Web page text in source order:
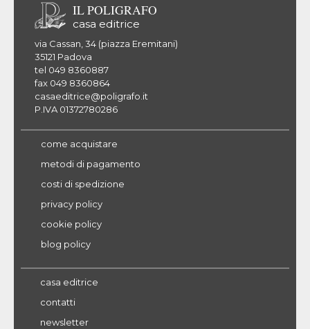
IL POLIGRAFO
casa editrice
via Cassan, 34 (piazza Eremitani)
35121 Padova
tel 049 8360887
fax 049 8360864
casaeditrice@poligrafo.it
P.IVA 01372780286
come acquistare
metodi di pagamento
costi di spedizione
privacy policy
cookie policy
blog policy
casa editrice
contatti
newsletter